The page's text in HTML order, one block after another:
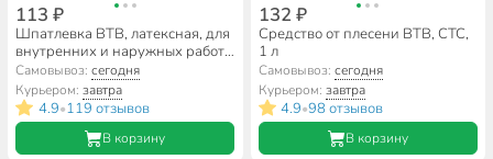
113 ₽
Шпатлевка ВТВ, латексная, для
внутренних и наружных работ,
1.5 кг
Самовывоз:сегодня
Курьером:завтра
4.9•119 отзывов
В корзину
132 ₽
Средство от плесени ВТВ, СТС,
1 л
Самовывоз: сегодня
Курьером: завтра
4.9•98 отзывов
В корзину